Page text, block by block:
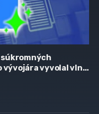
súkromných
vývojára vyvolal vlnu